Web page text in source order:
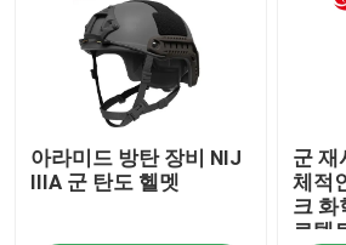
전술적 군 장비
군 전술적 두건
아라미드 방탄 장비 NIJ
IIIA 군 탄도 헬멧
군 재
체적
크 화
로텍